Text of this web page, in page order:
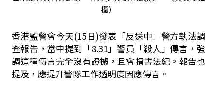
攝）
香港監警會今天(15日)發表「反送中」警方執法調
查報告，當中提到「8.31」警員「殺人」傳言，強
調這種傳言完全沒有證據，且會損害法紀。報告也
提及，應提升警隊工作透明度因應傳言。